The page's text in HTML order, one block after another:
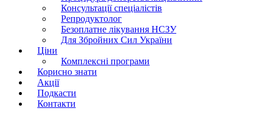
Консультації спеціалістів
Репродуктолог
Безоплатне лікування НСЗУ
Для Збройних Сил України
Ціни
Комплексні програми
Корисно знати
Акції
Подкасти
Контакти